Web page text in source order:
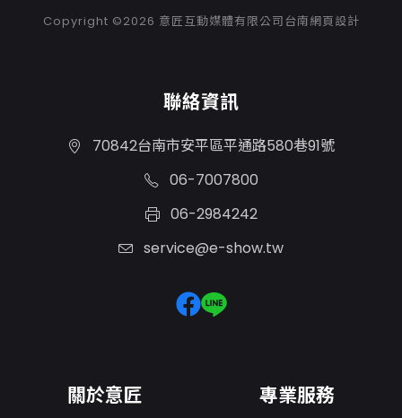
Copyright ©2026 意匠互動媒體有限公司台南網頁設計
聯絡資訊
70842台南市安平區平通路580巷91號
06-7007800
06-2984242
service@e-show.tw
關於意匠 專業服務